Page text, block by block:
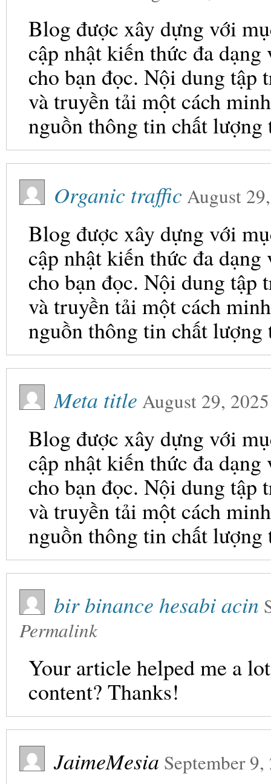
Blog được xây dựng với
cập nhật kiến thức đa
cho bạn đọc. Nội dung tập
và truyền tải một cách
nguồn thông tin chất
Organic trafficAugust
Blog được xây dựng với
cập nhật kiến thức đa
cho bạn đọc. Nội dung tập
và truyền tải một cách
nguồn thông tin chất
Meta title August 29, 2025
Blog được xây dựng với
cập nhật kiến thức đa
cho bạn đọc. Nội dung tập
và truyền tải một cách
nguồn thông tin chất
bir binance hesabi acin
Permalink
Your article helped me a
content? Thanks!
JaimeMesia September